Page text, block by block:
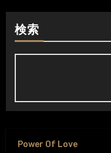
検索
Power Of Love